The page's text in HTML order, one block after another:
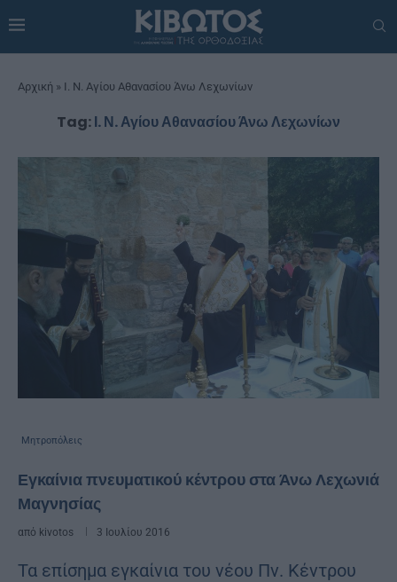
Αρχική » Ι. Ν. Αγίου Αθανασίου Άνω Λεχωνίων
Tag:Ι. Ν. Αγίου Αθανασίου Άνω Λεχωνίων
Μητροπόλεις
Εγκαίνια πνευματικού κέντρου στα Άνω Λεχωνιά
Μαγνησίας
από kivotos 3 Ιουλίου 2016
Τα επίσημα εγκαίνια του νέου Πν. Κέντρου